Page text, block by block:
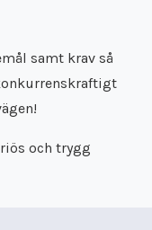
samt krav så
och trygg